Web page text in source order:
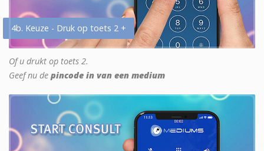
4b. Keuze - Druk op toets 2 +
Of u drukt op toets 2.
Geef nu de pincode in van een medium